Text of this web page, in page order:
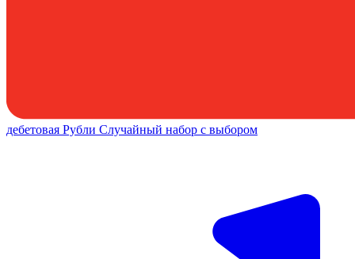
дебетовая Рубли Случайный набор с выбором